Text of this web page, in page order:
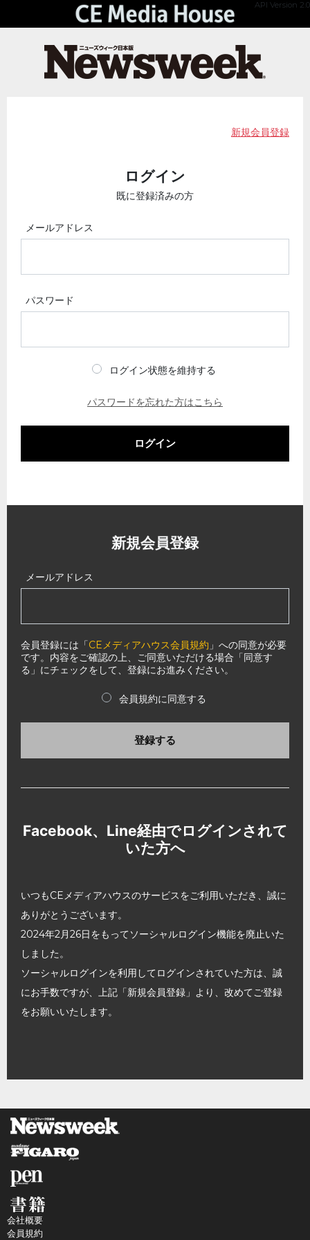
API Version 2.0
新規会員登録
ログイン
既に登録済みの方
メールアドレス
パスワード
ログイン状態を維持する
パスワードを忘れた方はこちら
ログイン
新規会員登録
メールアドレス
会員登録には「CEメディアハウス会員規約 」への同意が必要
です。内容をご確認の上、ご同意いただける場合「同意す
る」にチェックをして、登録にお進みください。
会員規約に同意する
登録する
Facebook、Line経由でログインされて
いた方へ
いつもCEメディアハウスのサービスをご利用いただき、誠に
ありがとうございます。
2024年2月26日をもってソーシャルログイン機能を廃止いた
しました。
ソーシャルログインを利用してログインされていた方は、誠
にお手数ですが、上記「新規会員登録」より、改めてご登録
をお願いいたします。
会社概要
会員規約